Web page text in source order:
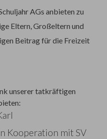
AGs anbieten zu
Eltern, Großeltern und
Beitrag für die Freizeit
unserer tatkräftigen
Kooperation mit SV